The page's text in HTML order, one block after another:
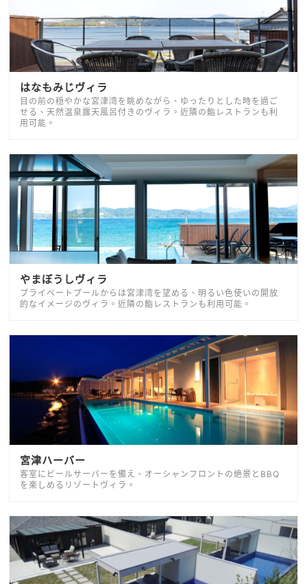
はなもみじヴィラ
目の前の穏やかな宮津湾を眺めながら、ゆったりとした時を過ご
せる、天然温泉露天風呂付きのヴィラ。近隣の鮨レストランも利
用可能。
やまぼうしヴィラ
プライベートプールからは宮津湾を望める、明るい色使いの開放
的なイメージのヴィラ。近隣の鮨レストランも利用可能。
宮津ハーバー
客室にビールサーバーを備え、オーシャンフロントの絶景とBBQ
を楽しめるリゾートヴィラ。